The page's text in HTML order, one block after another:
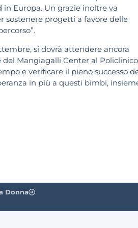
Europa. Un grazie inoltre va
sostenere progetti a favore delle
si dovrà attendere ancora
Mangiagalli Center al
e verificare il pieno successo
in più a questi bimbi,
Donna